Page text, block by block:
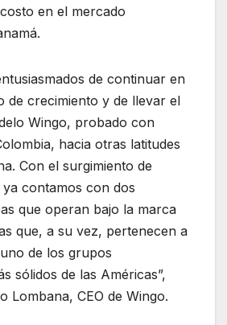
en el mercado
de continuar en
de crecimiento y de llevar el
Wingo, probado con
hacia otras latitudes
Con el surgimiento de
contamos con dos
que operan bajo la marca
que, a su vez, pertenecen a
de los grupos
sólidos de las Américas”,
Lombana, CEO de Wingo.